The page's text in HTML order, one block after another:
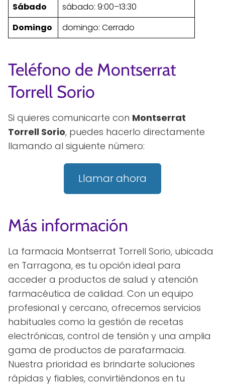
Sábado
sábado: 9:00–13:30
Domingo
domingo: Cerrado
Teléfono de Montserrat
Torrell Sorio
Si quieres comunicarte con Montserrat
Torrell Sorio, puedes hacerlo directamente
llamando al siguiente número:
Llamar ahora
Más información
La farmacia Montserrat Torrell Sorio, ubicada
en Tarragona, es tu opción ideal para
acceder a productos de salud y atención
farmacéutica de calidad. Con un equipo
profesional y cercano, ofrecemos servicios
habituales como la gestión de recetas
electrónicas, control de tensión y una amplia
gama de productos de parafarmacia.
Nuestra prioridad es brindarte soluciones
rápidas y fiables, convirtiéndonos en tu